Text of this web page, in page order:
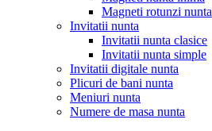
Magneti rotunzi nunta
Invitatii nunta
Invitatii nunta clasice
Invitatii nunta simple
Invitatii digitale nunta
Plicuri de bani nunta
Meniuri nunta
Numere de masa nunta